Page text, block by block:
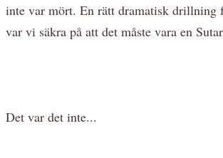
inte var mört. En rätt dramatisk drillning
var vi säkra på att det måste vara en
Det var det inte...